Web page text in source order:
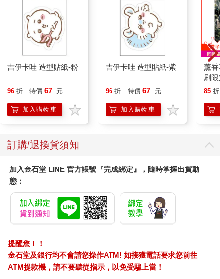
合常理，眾人因此細搜了煙囪（想到就教人害怕！）從裡面拖出
了萊斯帕那耶夫人女兒的屍體。她遭人頭下腳上地硬塞進窄小的
煙囪管。屍體尚有餘溫。詳加檢視，可以看到多處擦傷，肯定是
塞進和拉出煙囪時的蠻力所導致。她的臉上有多處嚴重抓痕，喉
嚨出現暗色淤痕以及深陷的指甲壓痕，好像死者是被掐死的那
徹底搜索完屋裡上上下下，並沒有進一步的發現之後，一夥人來
到這棟建築後方的小鋪石院子。老夫人的屍體就躺在那兒，喉嚨
遭人完全割斷。當眾人試著抬起屍體時，那割傷之深，致使屍首
分離。屍體和屍首都已嚴重支離破碎，尤其是屍體，已血肉模糊
到不成人形。
本報認為，直至截稿之時，這件駭人疑案，尚無絲毫線索。
（本文未完，更多精彩內容請見本書）
吉伊卡哇 造型貼紙-粉
96 折 特價 67 元
加入購物車
吉伊卡哇 造型貼紙-紫
96 折 特價 67 元
加入購物車
薰
刷
85 折
訂購/退換貨須知
加入金石堂 LINE 官方帳號『完成綁定』，隨時掌握出貨動
態：
提醒您！！
金石堂及銀行均不會請您操作ATM! 如接獲電話要求您前往
ATM提款機，請不要聽從指示，以免受騙上當！